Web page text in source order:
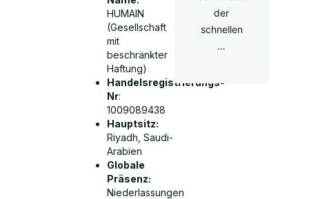
HUMAIN
(Gesellschaft
mit
beschränkter
Haftung)
Handelsregistrierungs-
Nr:
1009089438
Hauptsitz:
Riyadh, Saudi-
Arabien
Globale
Präsenz:
Niederlassungen
der
schnellen
…